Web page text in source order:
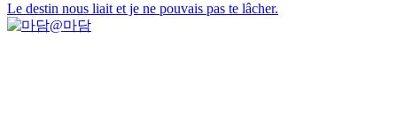
Le destin nous liait et je ne pouvais pas te lâcher.
@마담